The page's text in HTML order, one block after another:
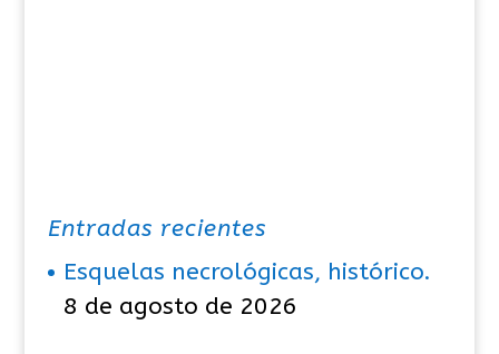
Entradas recientes
Esquelas necrológicas, histórico.
8 de agosto de 2026